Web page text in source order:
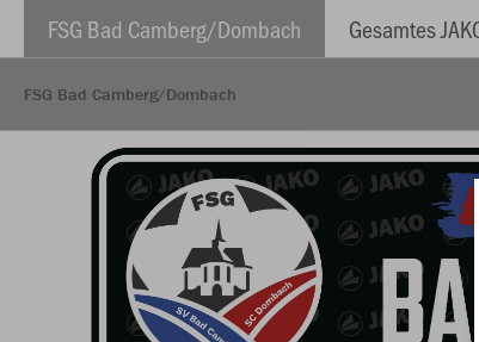
FSG Bad Camberg/Dombach Gesamtes
FSG Bad Camberg/Dombach